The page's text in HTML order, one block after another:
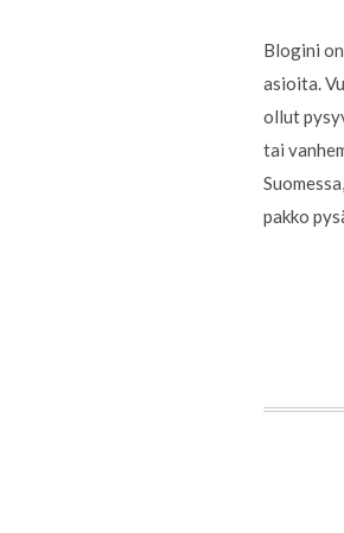
Blogini
asioita.
ollut
tai
pakko